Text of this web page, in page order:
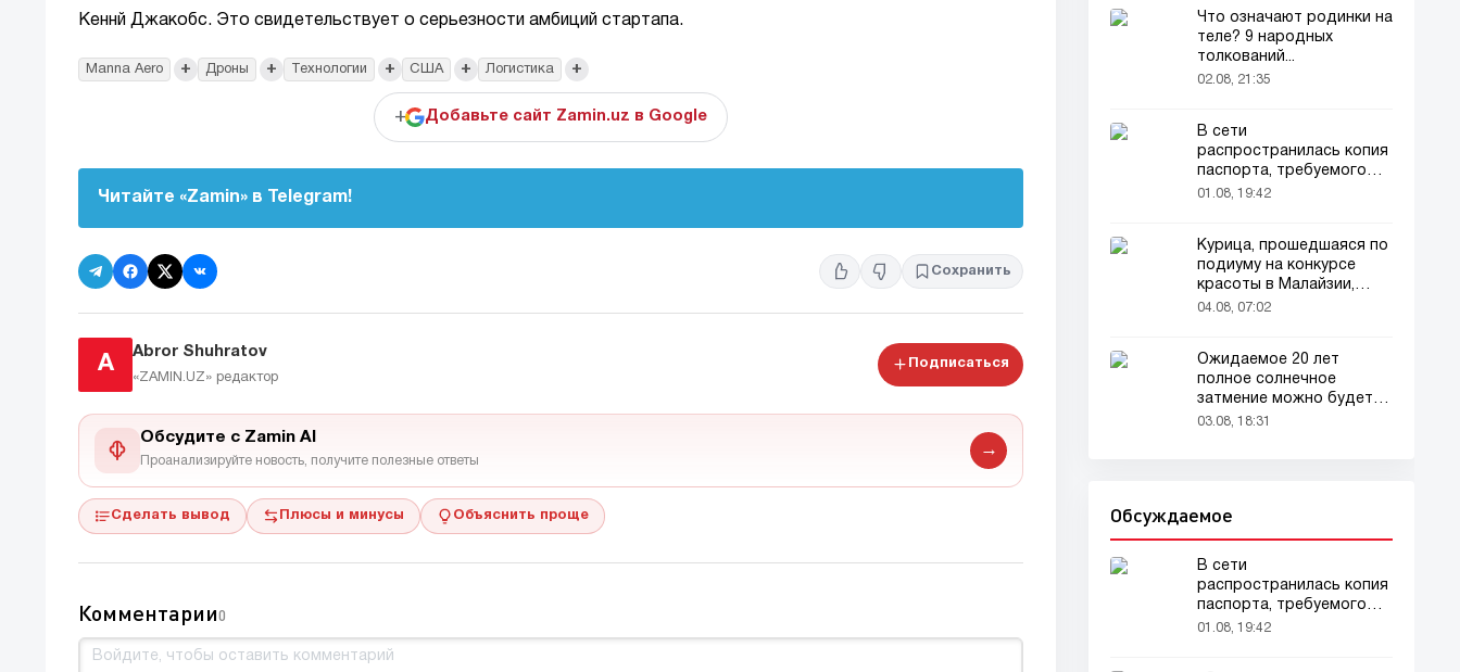
Кеннй Джакобс. Это свидетельствует о серьезности амбиций стартапа.
Manna Aero + Дроны + Технологии + США + Логистика +
+ Добавьте сайт Zamin.uz в Google
Читайте «Zamin» в Telegram!
Сохранить
A
Abror Shuhratov
«ZAMIN.UZ» редактор
Подписаться
Обсудите с Zamin AI
Проанализируйте новость, получите полезные ответы
→
Сделать вывод Плюсы и минусы Объяснить проще
Комментарии0
Что означают родинки на
теле? 9 народных
толкований...
02.08, 21:35
В сети
распространилась копия
паспорта, требуемого
для домашних животных
01.08, 19:42
Курица, прошедшаяся по
подиуму на конкурсе
красоты в Малайзии,
привлекла внимание
04.08, 07:02
Ожидаемое 20 лет
полное солнечное
затмение можно будет
наблюдать в августе
03.08, 18:31
Обсуждаемое
В сети
распространилась копия
паспорта, требуемого
для домашних животных
01.08, 19:42